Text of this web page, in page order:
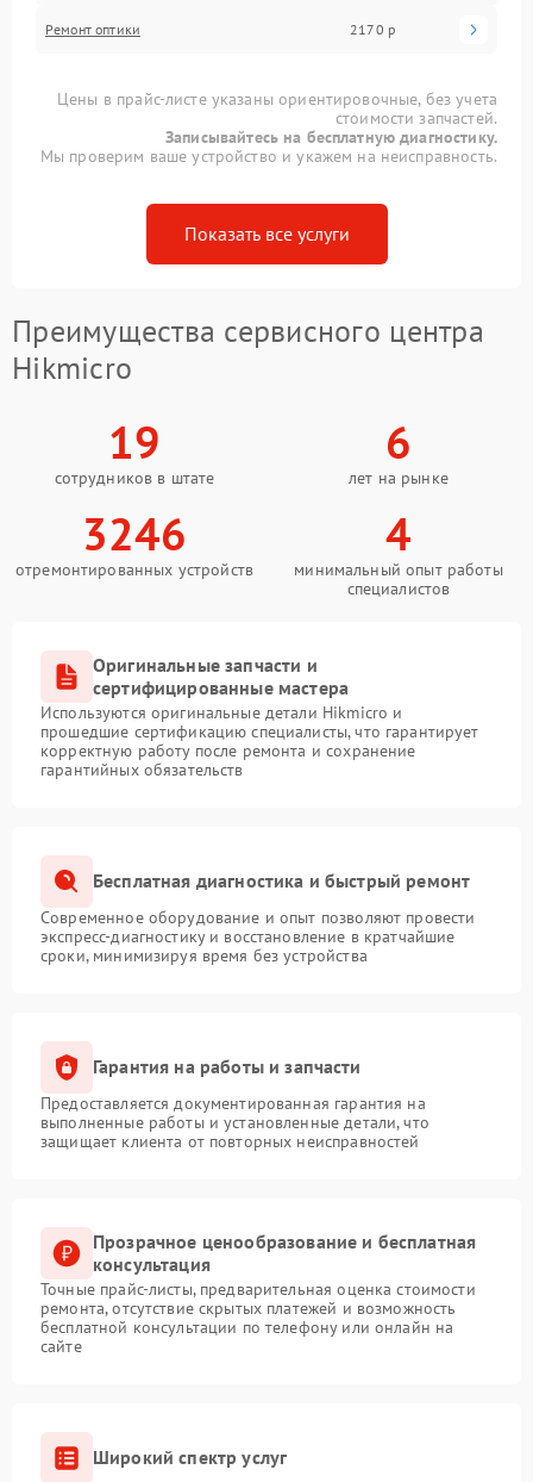
Ремонт оптики 2170 р
Цены в прайс-листе указаны ориентировочные, без учета
стоимости запчастей.
Записывайтесь на бесплатную диагностику.
Мы проверим ваше устройство и укажем на неисправность.
Показать все услуги
Преимущества сервисного центра
Hikmicro
19
сотрудников в штате
6
лет на рынке
3246
отремонтированных устройств
4
минимальный опыт работы
специалистов
Оригинальные запчасти и
сертифицированные мастера
Используются оригинальные детали Hikmicro и
прошедшие сертификацию специалисты, что гарантирует
корректную работу после ремонта и сохранение
гарантийных обязательств
Бесплатная диагностика и быстрый ремонт
Современное оборудование и опыт позволяют провести
экспресс-диагностику и восстановление в кратчайшие
сроки, минимизируя время без устройства
Гарантия на работы и запчасти
Предоставляется документированная гарантия на
выполненные работы и установленные детали, что
защищает клиента от повторных неисправностей
Прозрачное ценообразование и бесплатная
консультация
Точные прайс-листы, предварительная оценка стоимости
ремонта, отсутствие скрытых платежей и возможность
бесплатной консультации по телефону или онлайн на
сайте
Широкий спектр услуг